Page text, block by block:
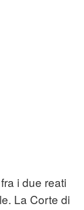
i due reati
La Corte di